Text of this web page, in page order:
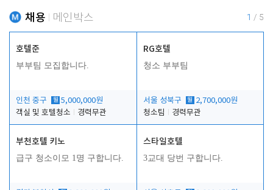
채용 메인박스 1 / 5
호텔준
부부팀 모집합니다.
인천 중구 월 5,000,000원
객실 및 호텔청소
경력무관
RG호텔
청소 부부팀
서울 성북구 월 2,700,000원
청소팀
경력무관
부천호텔 키노
급구 청소이모 1명 구합니다.
스타일호텔
3교대 당번 구합니다.